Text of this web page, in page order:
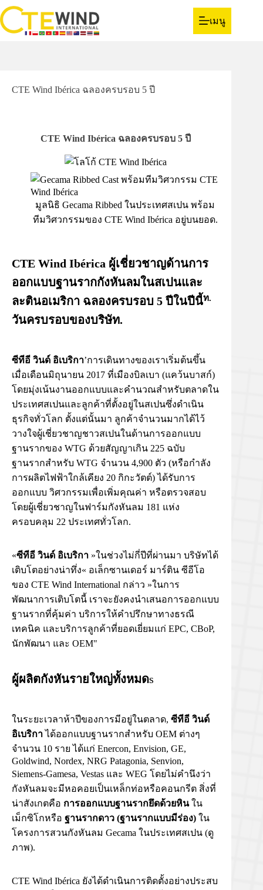
เมนู
CTE Wind Ibérica ฉลองครบรอบ 5 ปี
CTE Wind Ibérica ฉลองครบรอบ 5 ปี
มูลนิธิ Gecama Ribbed ในประเทศสเปน พร้อม
ทีมวิศวกรรมของ CTE Wind Ibérica อยู่บนยอด.
CTE Wind Ibérica ผู้เชี่ยวชาญด้านการ
ออกแบบฐานรากกังหันลมในสเปนและ
ละตินอเมริกา ฉลองครบรอบ 5 ปีในปีนี้ท.
วันครบรอบของบริษัท.
ซีทีอี วินด์ อิเบริกา’การเดินทางของเราเริ่มต้นขึ้น
เมื่อเดือนมิถุนายน 2017 ที่เมืองบิลเบา (แคว้นบาสก์)
โดยมุ่งเน้นงานออกแบบและคำนวณสำหรับตลาดใน
ประเทศสเปนและลูกค้าที่ตั้งอยู่ในสเปนซึ่งดำเนิน
ธุรกิจทั่วโลก ตั้งแต่นั้นมา ลูกค้าจำนวนมากได้ไว้
วางใจผู้เชี่ยวชาญชาวสเปนในด้านการออกแบบ
ฐานรากของ WTG ด้วยสัญญาเกิน 225 ฉบับ
ฐานรากสำหรับ WTG จำนวน 4,900 ตัว (หรือกำลัง
การผลิตไฟฟ้าใกล้เคียง 20 กิกะวัตต์) ได้รับการ
ออกแบบ วิศวกรรมเพื่อเพิ่มคุณค่า หรือตรวจสอบ
โดยผู้เชี่ยวชาญในฟาร์มกังหันลม 181 แห่ง
ครอบคลุม 22 ประเทศทั่วโลก.
«ซีทีอี วินด์ อิเบริกา »ในช่วงไม่กี่ปีที่ผ่านมา บริษัทได้
เติบโตอย่างน่าทึ่ง« อเล็กซานเดอร์ มาร์ติน ซีอีโอ
ของ CTE Wind International กล่าว »ในการ
พัฒนาการเติบโตนี้ เราจะยังคงนำเสนอการออกแบบ
ฐานรากที่คุ้มค่า บริการให้คำปรึกษาทางธรณี
เทคนิค และบริการลูกค้าที่ยอดเยี่ยมแก่ EPC, CBoP,
นักพัฒนา และ OEM"
ผู้ผลิตกังหันรายใหญ่ทั้งหมดs
ในระยะเวลาห้าปีของการมีอยู่ในตลาด, ซีทีอี วินด์
อิเบริกาได้ออกแบบฐานรากสำหรับ OEM ต่างๆ
จำนวน 10 ราย ได้แก่ Enercon, Envision, GE,
Goldwind, Nordex, NRG Patagonia, Senvion,
Siemens-Gamesa, Vestas และ WEG โดยไม่คำนึงว่า
กังหันลมจะมีหอคอยเป็นเหล็กท่อหรือคอนกรีต สิ่งที่
น่าสังเกตคือ การออกแบบฐานรากยึดด้วยหินใน
เม็กซิโกหรือ ฐานรากดาว (ฐานรากแบบมีร่อง) ใน
โครงการสวนกังหันลม Gecama ในประเทศสเปน (ดู
ภาพ).
CTE Wind Ibérica ยังได้ดำเนินการติดตั้งอย่างประสบ